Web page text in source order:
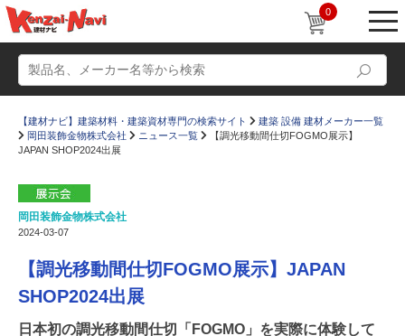
0
動画
かたなび コラム
すまいリング
Q＆A 販売・施工代理店募集
【建材ナビ】建築材料・建築資材専門の検索サイト
建築 設備 建材メーカー一覧
岡田装飾金物株式会社
ニュース一覧
【調光移動間仕切FOGMO展示】
JAPAN SHOP2024出展
岡田装飾金物株式会社
2024-03-07
【調光移動間仕切FOGMO展示】JAPAN
SHOP2024出展
日本初の調光移動間仕切「FOGMO」を実際に体験して